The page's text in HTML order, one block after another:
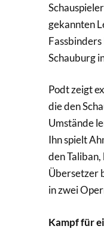
gekannten
Schauburg
Podt zeigt
die den
Umstände
Ihn spielt
den
Übersetzer
in zwei
Kampf für